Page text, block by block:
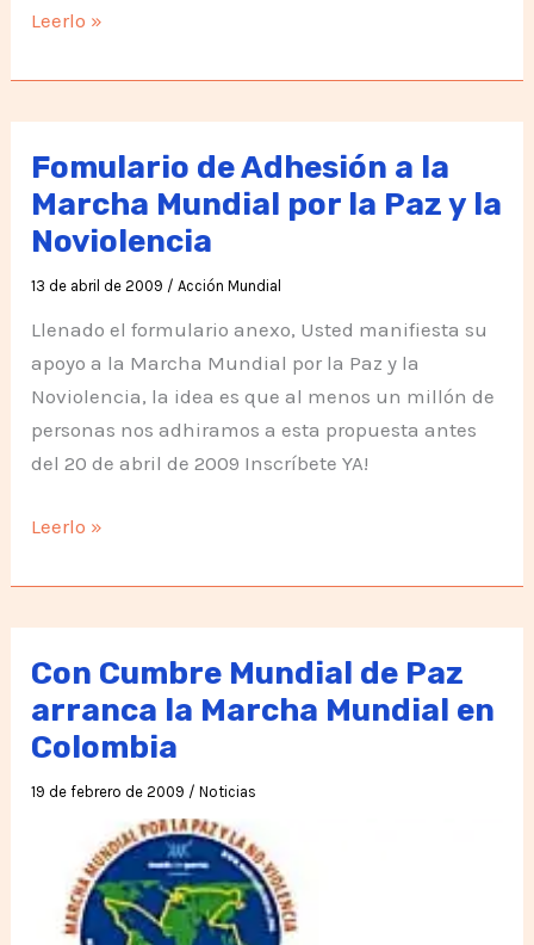
Es
que
la
ciudadanía
presione
por
la
Paz
Leerlo »
Fomulario de Adhesión a la
Marcha Mundial por la Paz y la
Noviolencia
13 de abril de 2009 /Acción Mundial
Llenado el formulario anexo, Usted manifiesta su
apoyo a la Marcha Mundial por la Paz y la
Noviolencia, la idea es que al menos un millón de
personas nos adhiramos a esta propuesta antes
del 20 de abril de 2009 Inscríbete YA!
Fomulario
Adhesión
a
la
Mundial
por
la
Noviolencia
Leerlo »
Con Cumbre Mundial de Paz
arranca la Marcha Mundial en
Colombia
19 de febrero de 2009 /Noticias